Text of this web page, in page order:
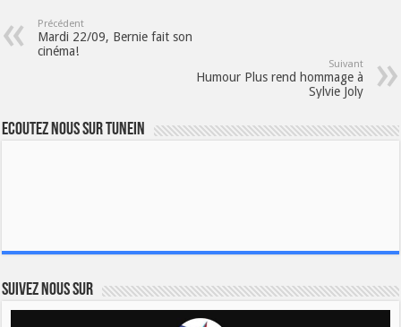
Précédent
Mardi 22/09, Bernie fait son
cinéma!
Suivant
Humour Plus rend hommage à
Sylvie Joly
Ecoutez nous sur TuneIn
Suivez nous sur